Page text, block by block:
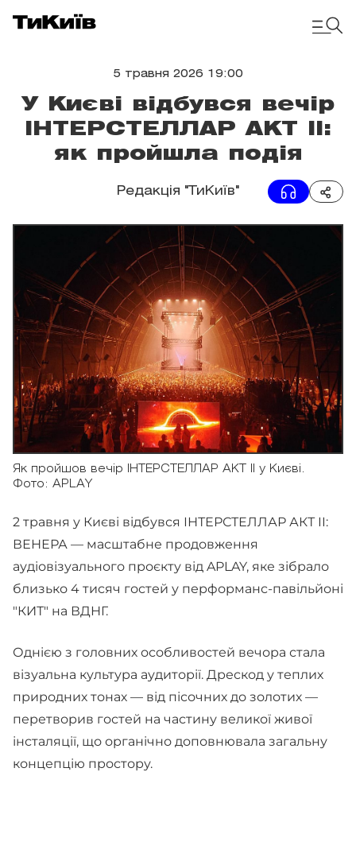
5 травня 2026 19:00
У Києві відбувся вечір
ІНТЕРСТЕЛЛАР АКТ II:
як пройшла подія
Редакція "ТиКиїв"
Як пройшов вечір ІНТЕРСТЕЛЛАР АКТ II у Києві.
Фото: APLAY
2 травня у Києві відбувся ІНТЕРСТЕЛЛАР АКТ II:
ВЕНЕРА — масштабне продовження
аудіовізуального проєкту від APLAY, яке зібрало
близько 4 тисяч гостей у перформанс-павільйоні
"КИТ" на ВДНГ.
Однією з головних особливостей вечора стала
візуальна культура аудиторії. Дрескод у теплих
природних тонах — від пісочних до золотих —
перетворив гостей на частину великої живої
інсталяції, що органічно доповнювала загальну
концепцію простору.